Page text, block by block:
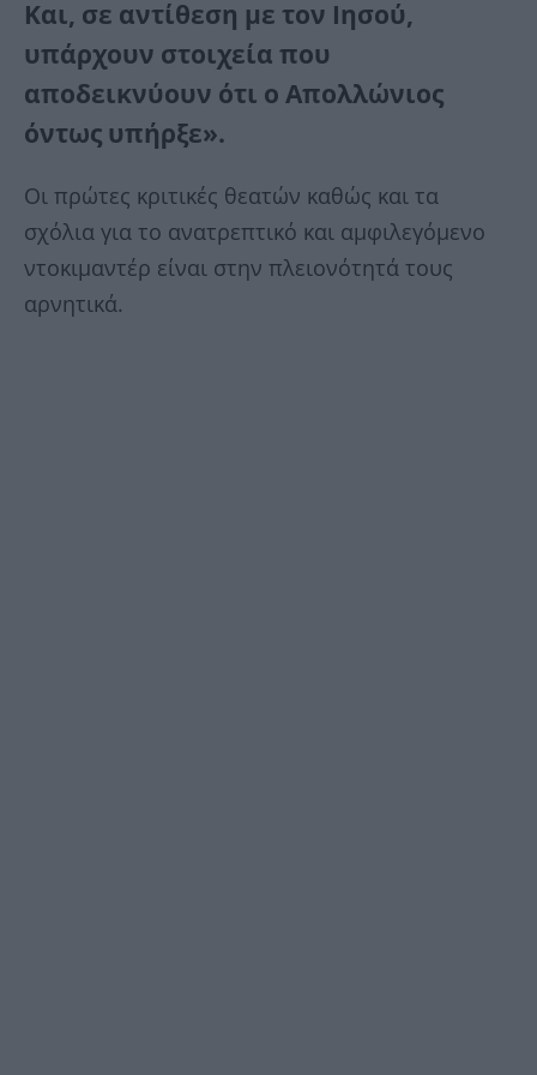
Και, σε αντίθεση με τον Ιησού,
υπάρχουν στοιχεία που
αποδεικνύουν ότι ο Απολλώνιος
όντως υπήρξε».
Οι πρώτες κριτικές θεατών καθώς και τα
σχόλια για το ανατρεπτικό και αμφιλεγόμενο
ντοκιμαντέρ είναι στην πλειονότητά τους
αρνητικά.